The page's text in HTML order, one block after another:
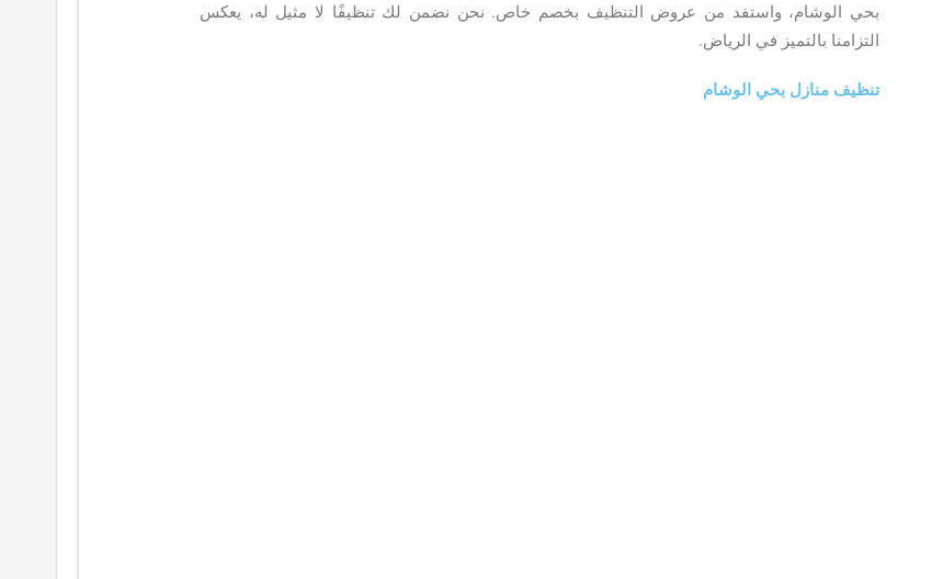
بحي الوشام، واستفد من عروض التنظيف بخصم خاص. نحن نضمن لك تنظيفًا لا مثيل له، يعكس
التزامنا بالتميز في الرياض.
تنظيف منازل بحي الوشام